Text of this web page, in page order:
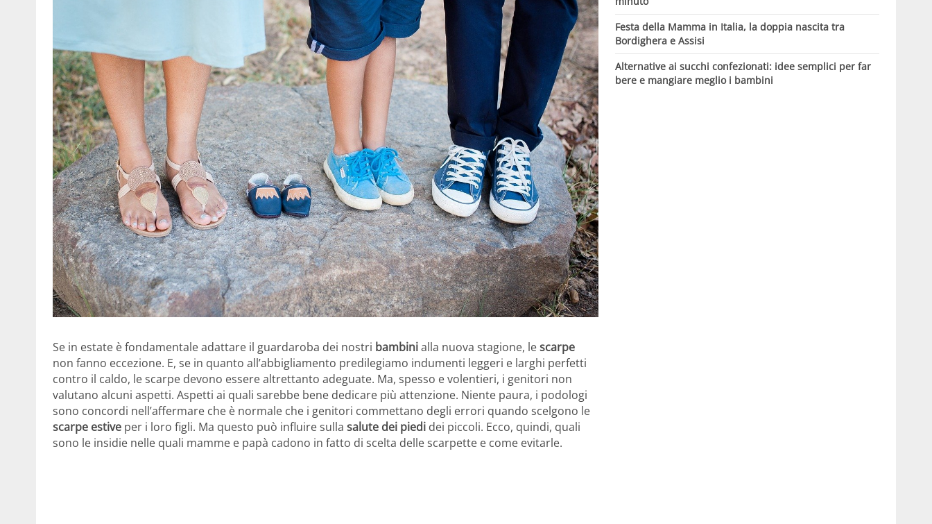
Se in estate è fondamentale adattare il guardaroba dei nostri bambinialla nuova stagione, lescarpe
non fanno eccezione. E, se in quanto all’abbigliamento predilegiamo indumenti leggeri e larghi perfetti
contro il caldo, le scarpe devono essere altrettanto adeguate. Ma, spesso e volentieri, i genitori non
valutano alcuni aspetti. Aspetti ai quali sarebbe bene dedicare più attenzione. Niente paura, i podologi
sono concordi nell’affermare che è normale che i genitori commettano degli errori quando scelgono le
scarpe estive per i loro figli. Ma questo può influire sulla salute dei piedi dei piccoli. Ecco, quindi, quali
sono le insidie nelle quali mamme e papà cadono in fatto di scelta delle scarpette e come evitarle.
Festa della Mamma in Italia, la doppia nascita tra
Bordighera e Assisi
Alternative ai succhi confezionati: idee semplici per far
bere e mangiare meglio i bambini